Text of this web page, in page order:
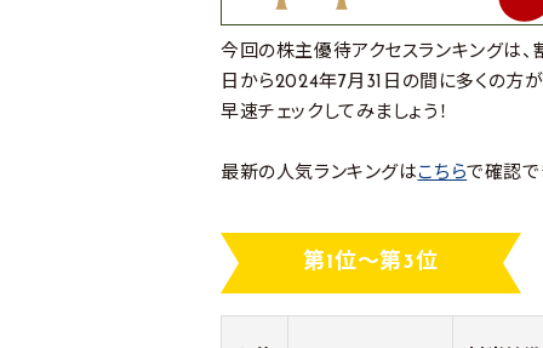
今回の株主優待アクセスランキングは
日から2024年7月31日の間に多くの方
早速チェックしてみましょう！
最新の人気ランキングはこちら で確認
第1位～第3位